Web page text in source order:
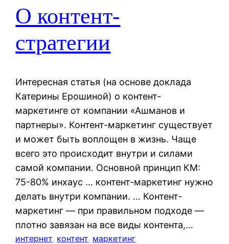
О контент-
стратегии
Интересная статья (на основе доклада
Катерины Ерошиной) о контент-
маркетинге от компании «Ашманов и
партнеры». Контент-маркетинг существует
и может быть воплощен в жизнь. Чаще
всего это происходит внутри и силами
самой компании. Основной принцип КМ:
75-80% инхаус … контент-маркетинг нужно
делать внутри компании. … Контент-
маркетинг — при правильном подходе —
плотно завязан на все виды контента,…
интернет, контент, маркетинг